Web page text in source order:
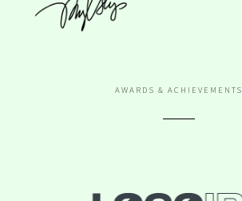
AWARDS & ACHIEVEMENTS